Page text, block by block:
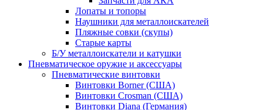
Лопаты и топоры
Наушники для металлоискателей
Пляжные совки (скупы)
Старые карты
Б/У металлоискатели и катушки
Пневматическое оружие и аксессуары
Пневматические винтовки
Винтовки Borner (США)
Винтовки Crosman (США)
Винтовки Diana (Германия)